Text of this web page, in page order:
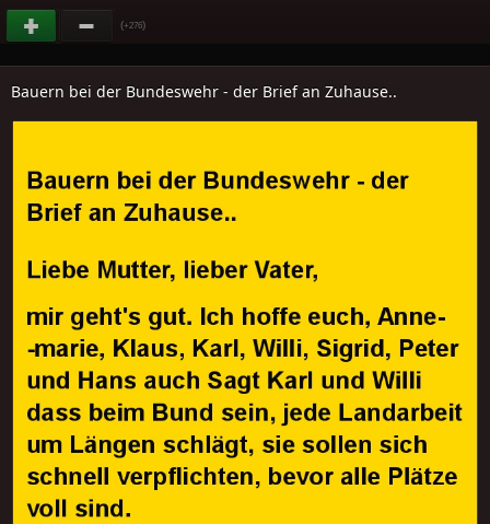
(+276)
Bauern bei der Bundeswehr - der Brief an Zuhause..